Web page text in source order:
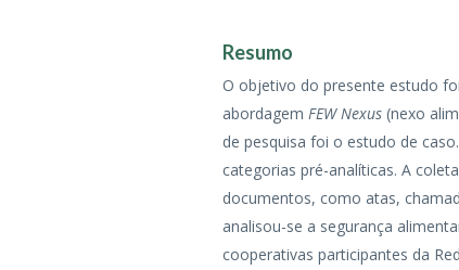
Resumo
O objetivo do presente estudo
abordagemFEW Nexus (nexo
de pesquisa foi o estudo de
categorias pré-analíticas. A
documentos, como atas,
analisou-se a segurança
cooperativas participantes da